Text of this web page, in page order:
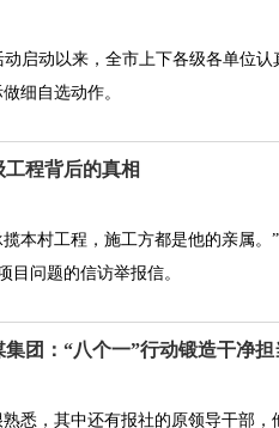
动启动以来，全市上下各级各单位
细自选动作。
工程背后的真相
本村工程，施工方都是他的亲属
目问题的信访举报信。
集团：“八个一”行动锻造干净
悉，其中还有报社的原领导干部